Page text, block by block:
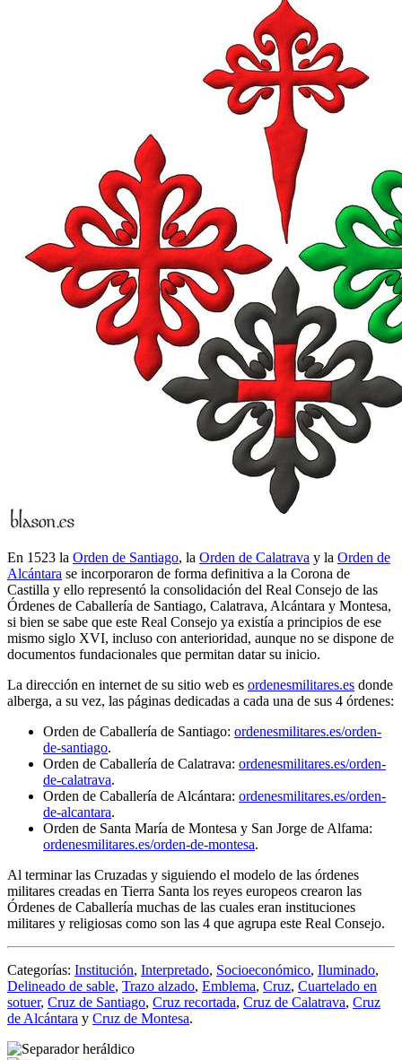
En 1523 la Orden de Santiago, la Orden de Calatrava y la Orden de
Alcántara se incorporaron de forma definitiva a la Corona de
Castilla y ello representó la consolidación del Real Consejo de las
Órdenes de Caballería de Santiago, Calatrava, Alcántara y Montesa,
si bien se sabe que este Real Consejo ya existía a principios de ese
mismo siglo XVI, incluso con anterioridad, aunque no se dispone de
documentos fundacionales que permitan datar su inicio.
La dirección en internet de su sitio web es ordenesmilitares.es donde
alberga, a su vez, las páginas dedicadas a cada una de sus 4 órdenes:
Orden de Caballería de Santiago: ordenesmilitares.es/orden-
de-santiago.
Orden de Caballería de Calatrava: ordenesmilitares.es/orden-
de-calatrava.
Orden de Caballería de Alcántara: ordenesmilitares.es/orden-
de-alcantara.
Orden de Santa María de Montesa y San Jorge de Alfama:
ordenesmilitares.es/orden-de-montesa.
Al terminar las Cruzadas y siguiendo el modelo de las órdenes
militares creadas en Tierra Santa los reyes europeos crearon las
Órdenes de Caballería muchas de las cuales eran instituciones
militares y religiosas como son las 4 que agrupa este Real Consejo.
Categorías: Institución, Interpretado, Socioeconómico, Iluminado,
Delineado de sable, Trazo alzado, Emblema, Cruz, Cuartelado en
sotuer, Cruz de Santiago, Cruz recortada, Cruz de Calatrava, Cruz
de Alcántara y Cruz de Montesa.